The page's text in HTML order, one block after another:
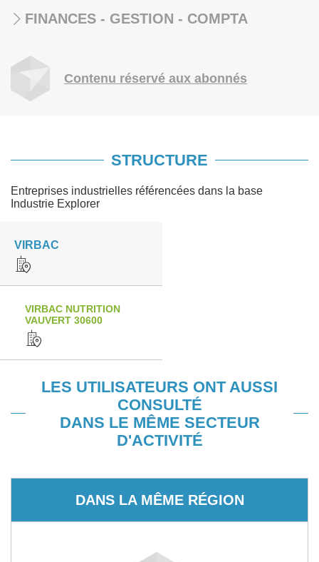
FINANCES - GESTION - COMPTA
Contenu réservé aux abonnés
STRUCTURE
Entreprises industrielles référencées dans la base
Industrie Explorer
VIRBAC
VIRBAC NUTRITION
VAUVERT 30600
LES UTILISATEURS ONT AUSSI
CONSULTÉ
DANS LE MÊME SECTEUR
D'ACTIVITÉ
DANS LA MÊME RÉGION